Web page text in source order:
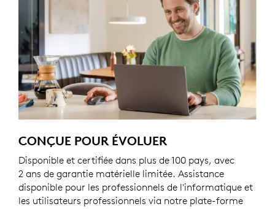
CONÇUE POUR ÉVOLUER
Disponible et certifiée dans plus de 100 pays, avec
2 ans de garantie matérielle limitée. Assistance
disponible pour les professionnels de l'informatique et
les utilisateurs professionnels via notre plate-forme